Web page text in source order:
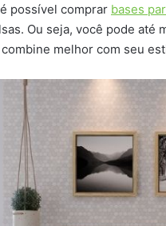
possível comprar bases
Ou seja, você pode até
melhor com seu